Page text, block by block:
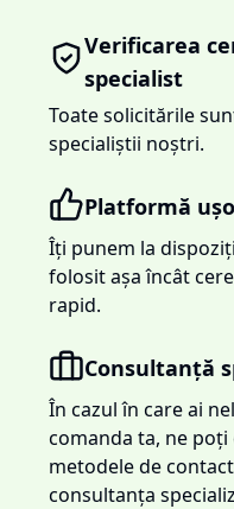
Verificarea
specialist
Toate solicitările
specialiștii noștri.
Platformă
Îți punem la
folosit așa încât
rapid.
Consultanță
În cazul în care ai
comanda ta, ne
metodele de
consultanța